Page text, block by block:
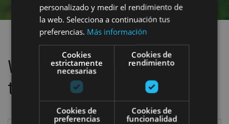
Find plans
We have located1plans
to do
personalizado y medir el rendimiento de
la web. Selecciona a continuación tus
preferencias. Más información
Cookies
estrictamente
necesarias
Cookies de
rendimiento
Cookies de
preferencias
Cookies de
funcionalidad